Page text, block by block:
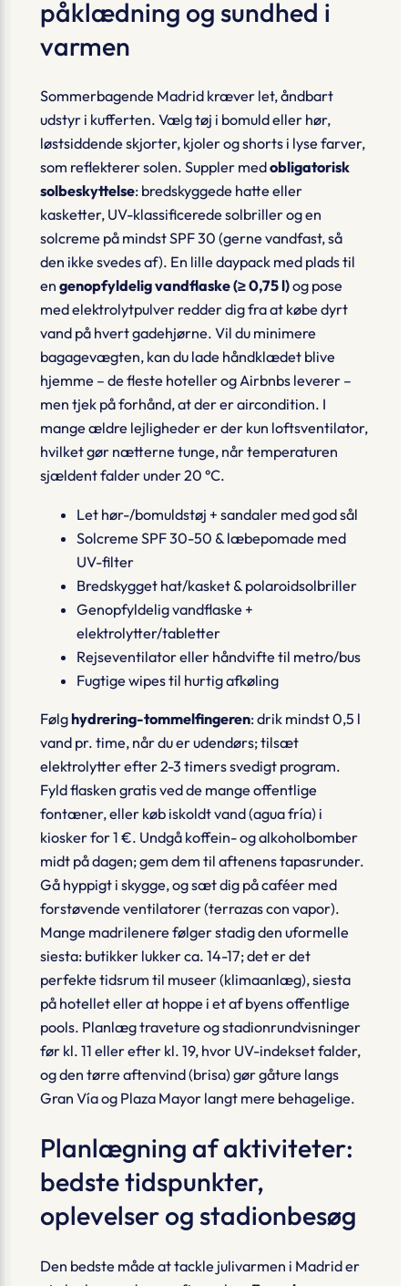
påklædning og sundhed i
varmen
Sommerbagende Madrid kræver let, åndbart
udstyr i kufferten. Vælg tøj i bomuld eller hør,
løstsiddende skjorter, kjoler og shorts i lyse farver,
som reflekterer solen. Suppler medobligatorisk
solbeskyttelse: bredskyggede hatte eller
kasketter, UV-klassificerede solbriller og en
solcreme på mindst SPF 30 (gerne vandfast, så
den ikke svedes af). En lilledaypack med plads til
en genopfyldelig vandflaske (≥ 0,75 l)og pose
med elektrolytpulver redder dig fra at købe dyrt
vand på hvert gadehjørne. Vil du minimere
bagagevægten, kan du lade håndklædet blive
hjemme – de fleste hoteller og Airbnbs leverer –
men tjek på forhånd, at der eraircondition. I
mange ældre lejligheder er der kun loftsventilator,
hvilket gør nætterne tunge, når temperaturen
sjældent falder under 20 °C.
Let hør-/bomulds­tøj + sandaler med god sål
Solcreme SPF 30-50 & læbepomade med
UV-filter
Bredskygget hat/kasket & polaroid­solbriller
Genopfyldelig vandflaske +
elektrolytter/tabletter
Rejseventilator eller håndvifte til metro/bus
Fugtige wipes til hurtig afkøling
Følghydrering-tommel­fingeren: drik mindst 0,5 l
vand pr. time, når du er udendørs; tilsæt
elektrolytter efter 2-3 timers svedigt program.
Fyld flasken gratis ved de mange offentlige
fontæner, eller køb iskoldt vand (agua fría) i
kiosker for 1 €. Undgå koffein- og alkoholbomber
midt på dagen; gem dem til aftenens tapasrunder.
Gå hyppigt i skygge, og sæt dig på caféer med
forstøvende ventilatorer (terrazas con vapor).
Mange madrilenere følger stadig den uformelle
siesta: butikker lukker ca. 14-17; det er det
perfekte tidsrum til museer (klimaanlæg), siesta
på hotellet eller at hoppe i et af byens offentlige
pools. Planlæg traveture og stadionrundvisninger
før kl. 11 eller efter kl. 19, hvor UV-indekset falder,
og den tørre aftenvind (brisa) gør gåture langs
Gran Vía og Plaza Mayor langt mere behagelige.
Planlægning af aktiviteter:
bedste tidspunkter,
oplevelser og stadionbesøg
Den bedste måde at tackle julivarmen i Madrid er